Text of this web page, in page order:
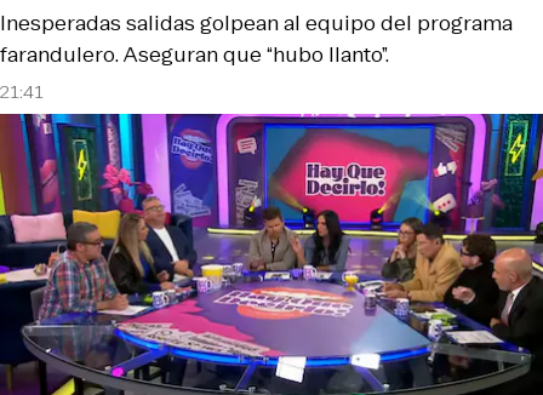
21:41
Inesperadas salidas golpean al equipo del programa
farandulero. Aseguran que “hubo llanto”.